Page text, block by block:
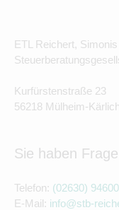
ETL Reichert,
Kurfürstenstraße 23
56218 Mülheim-Kärlich
Sie haben
Telefon: (02630) 94600
E-Mail: info@stb-